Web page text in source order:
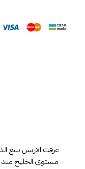
عرفت الاربش ببيع